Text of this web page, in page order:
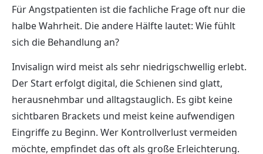
Für Angstpatienten ist die fachliche Frage oft nur die
halbe Wahrheit. Die andere Hälfte lautet: Wie fühlt
sich die Behandlung an?
Invisalign wird meist als sehr niedrigschwellig erlebt.
Der Start erfolgt digital, die Schienen sind glatt,
herausnehmbar und alltagstauglich. Es gibt keine
sichtbaren Brackets und meist keine aufwendigen
Eingriffe zu Beginn. Wer Kontrollverlust vermeiden
möchte, empfindet das oft als große Erleichterung.